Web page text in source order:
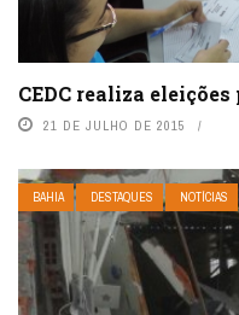
CEDC realiza
21 DE JULHO DE 2015
BAHIA DESTAQUES NOTÍCIAS